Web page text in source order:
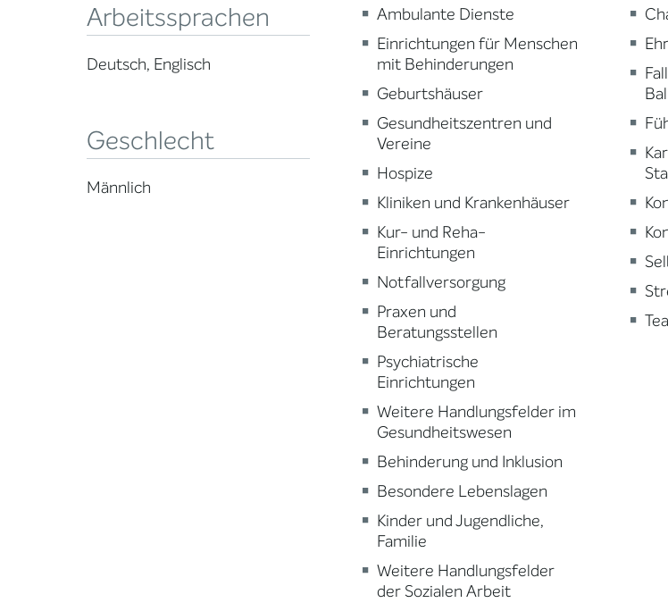
Arbeitssprachen
Deutsch, Englisch
Geschlecht
Männlich
Ambulante Dienste
Einrichtungen für Menschen
mit Behinderungen
Geburtshäuser
Gesundheitszentren und
Vereine
Hospize
Kliniken und Krankenhäuser
Kur- und Reha-
Einrichtungen
Notfallversorgung
Praxen und
Beratungsstellen
Psychiatrische
Einrichtungen
Weitere Handlungsfelder im
Gesundheitswesen
Behinderung und Inklusion
Besondere Lebenslagen
Kinder und Jugendliche,
Familie
Weitere Handlungsfelder
der Sozialen Arbeit